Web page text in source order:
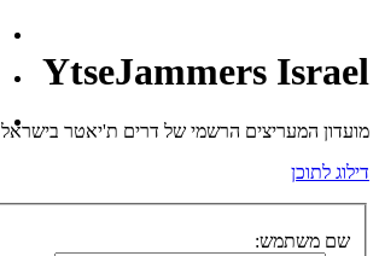
YtseJammers Israel
מועדון המעריצים הרשמי של דרים ת'יאטר בישראל
דילוג לתוכן
שם משתמש: